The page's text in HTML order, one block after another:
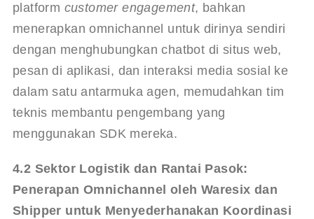
platform customer engagement, bahkan
menerapkan omnichannel untuk dirinya sendiri
dengan menghubungkan chatbot di situs web,
pesan di aplikasi, dan interaksi media sosial ke
dalam satu antarmuka agen, memudahkan tim
teknis membantu pengembang yang
menggunakan SDK mereka.
4.2 Sektor Logistik dan Rantai Pasok:
Penerapan Omnichannel oleh Waresix dan
Shipper untuk Menyederhanakan Koordinasi